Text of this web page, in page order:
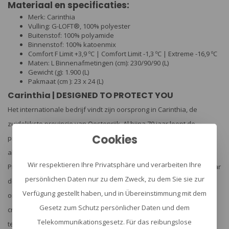
Materiaal en specificaties:
Merk: Carinthia
Vulling: G-LOFT®, 100% polyester
Buitenstof: 100% polyamide
Binnenstof: 100% katoenmix
Comfort F Limit +3,9 ºC | Comfort Limit -1,3 ºC | Extreme -16,9 ºC
Maten: L Binnenafmetingen (cm): 230/90/90 (L)
Gewicht (g): 1.900 (L)
Pakmaat (cm ): 23 x 24 (L)
Carinthia | DESIGNED TO PROTECT YOU
Het internationale bedrijf vindt zijn oorsprong in Carinthia, de
zuidelijkste provincie van Oostenrijk. Al bijna 70 jaar loopt de
productie van slaapzakken en koude beschermende kleding voor
alle klimaat- en temperatuurzones voorop bij hun activiteiten.
Professionals vertrouwen op Carinthia. Of het nu op expedities naar
de Arctische / Antarctische of in de hoge bergen onder de meest
ongunstige omstandigheden voor militaire operaties in
crisisgebieden. Deze producten zijn bedoeld om de zwaarste eisen
te weerstaan.
Cookies
Wir respektieren Ihre Privatsphäre und verarbeiten Ihre
persönlichen Daten nur zu dem Zweck, zu dem Sie sie zur
Verfügung gestellt haben, und in Übereinstimmung mit dem
Gesetz zum Schutz persönlicher Daten und dem
Telekommunikationsgesetz. Für das reibungslose